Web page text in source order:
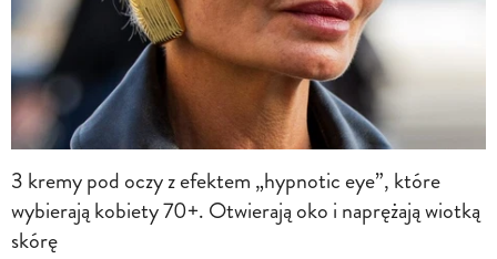
3 kremy pod oczy z efektem „hypnotic eye”, które
wybierają kobiety 70+. Otwierają oko i naprężają wiotką
skórę